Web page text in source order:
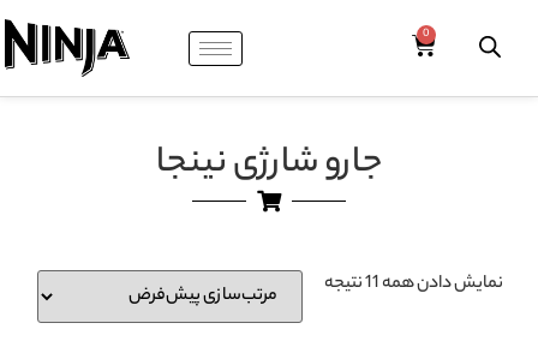
جارو شارژی نینجا
نمایش دادن همه 11 نتیجه